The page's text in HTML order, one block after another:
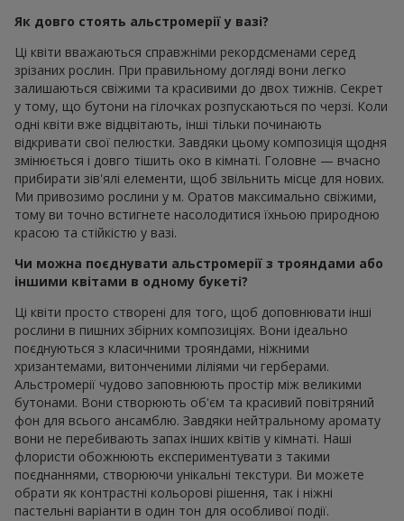
Як довго стоять альстромерії у вазі?
Ці квіти вважаються справжніми рекордсменами серед
зрізаних рослин. При правильному догляді вони легко
залишаються свіжими та красивими до двох тижнів. Секрет
у тому, що бутони на гілочках розпускаються по черзі. Коли
одні квіти вже відцвітають, інші тільки починають
відкривати свої пелюстки. Завдяки цьому композиція щодня
змінюється і довго тішить око в кімнаті. Головне — вчасно
прибирати зів'ялі елементи, щоб звільнить місце для нових.
Ми привозимо рослини у м. Оратов максимально свіжими,
тому ви точно встигнете насолодитися їхньою природною
красою та стійкістю у вазі.
Чи можна поєднувати альстромерії з трояндами або
іншими квітами в одному букеті?
Ці квіти просто створені для того, щоб доповнювати інші
рослини в пишних збірних композиціях. Вони ідеально
поєднуються з класичними трояндами, ніжними
хризантемами, витонченими ліліями чи герберами.
Альстромерії чудово заповнюють простір між великими
бутонами. Вони створюють об'єм та красивий повітряний
фон для всього ансамблю. Завдяки нейтральному аромату
вони не перебивають запах інших квітів у кімнаті. Наші
флористи обожнюють експериментувати з такими
поєднаннями, створюючи унікальні текстури. Ви можете
обрати як контрастні кольорові рішення, так і ніжні
пастельні варіанти в один тон для особливої події.